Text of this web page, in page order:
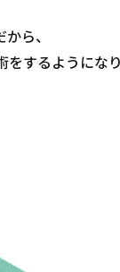
ら、
するようになり